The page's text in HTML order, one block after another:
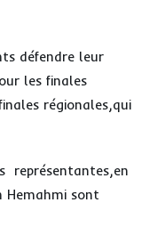
défendre leur
les finales
régionales,qui
représentantes,en
Hemahmi sont